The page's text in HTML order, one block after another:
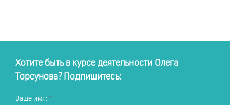
Хотите быть в курсе деятельности Олега
Торсунова? Подпишитесь:
Ваше имя: